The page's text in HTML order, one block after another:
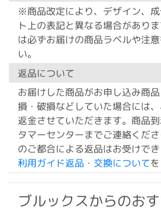
※商品改定により、デザイン、
ト上の表記と異なる場合があり
は必ずお届けの商品ラベルや注
い。
返品について
お届けした商品がお申し込み商
損・破損などしていた場合には
返金させていただきます。商品
タマーセンターまでご連絡くだ
のご都合による返品はお受けで
利用ガイド返品・交換について
ブルックスからのお